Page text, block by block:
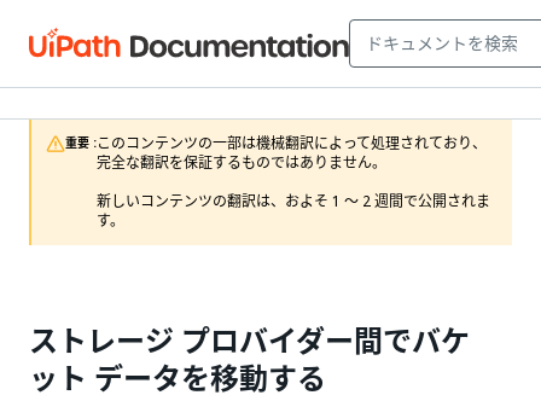
重要 :このコンテンツの一部は機械翻訳によって処理されており、
完全な翻訳を保証するものではありません。
新しいコンテンツの翻訳は、およそ 1 ～ 2 週間で公開されま
す。
ストレージ プロバイダー間でバケ
ット データを移動する